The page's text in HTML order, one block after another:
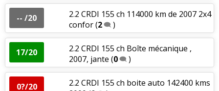
-- /20
2.2 CRDI 155 ch 114000 km de 2007 2x4
confor(2 )
17/20
2.2 CRDI 155 ch Boîte mécanique ,
2007, jante (0 )
0?/20
2.2 CRDI 155 ch boite auto 142400 kms